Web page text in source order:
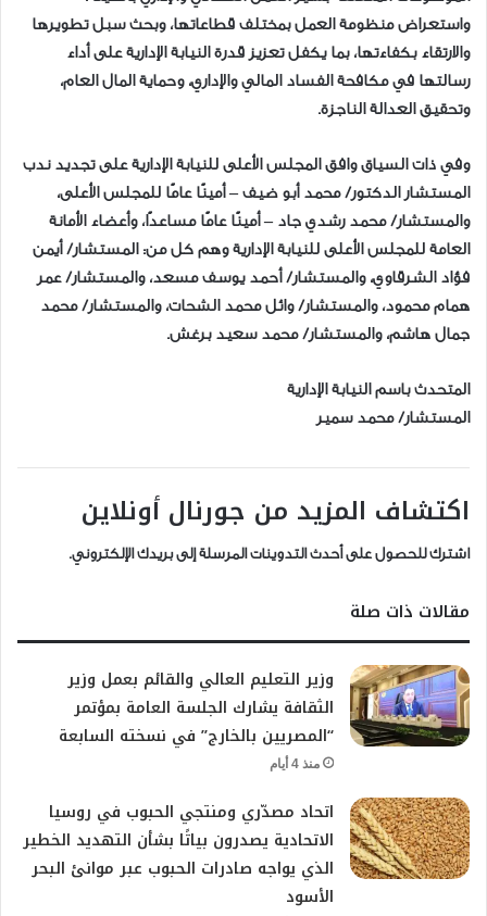
واستعراض منظومة العمل بمختلف قطاعاتها، وبحث سبل تطويرها
والارتقاء بكفاءتها، بما يكفل تعزيز قدرة النيابة الإدارية على أداء
رسالتها في مكافحة الفساد المالي والإداري، وحماية المال العام،
وتحقيق العدالة الناجزة.
وفي ذات السياق وافق المجلس الأعلى للنيابة الإدارية على تجديد ندب
المستشار الدكتور/ محمد أبو ضيف – أمينًا عامًا للمجلس الأعلى،
والمستشار/ محمد رشدي جاد – أمينًا عامًا مساعدًا، وأعضاء الأمانة
العامة للمجلس الأعلى للنيابة الإدارية وهم كل من: المستشار/ أيمن
فؤاد الشرقاوي، والمستشار/ أحمد يوسف مسعد، والمستشار/ عمر
همام محمود، والمستشار/ وائل محمد الشحات، والمستشار/ محمد
جمال هاشم، والمستشار/ محمد سعيد برغش.
المتحدث باسم النيابة الإدارية
المستشار/ محمد سمير
اكتشاف المزيد من جورنال أونلاين
اشترك للحصول على أحدث التدوينات المرسلة إلى بريدك الإلكتروني.
مقالات ذات صلة
وزير التعليم العالي والقائم بعمل وزير
الثقافة يشارك الجلسة العامة بمؤتمر
“المصريين بالخارج” في نسخته السابعة
منذ 4 أيام
اتحاد مصدّري ومنتجي الحبوب في روسيا
الاتحادية يصدرون بياتًا بشأن التهديد الخطير
الذي يواجه صادرات الحبوب عبر موانئ البحر
الأسود